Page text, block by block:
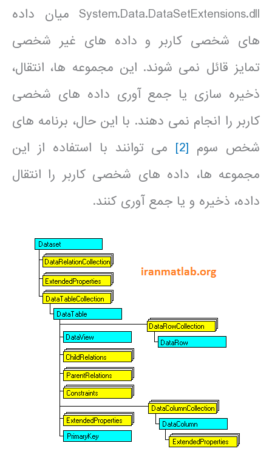
System.Data.DataSetExtensions.dll میان داده
های شخصی کاربر و داده های غیر شخصی
تمایز قائل نمی شوند. این مجموعه ها، انتقال،
ذخیره سازی یا جمع آوری داده های شخصی
کاربر را انجام نمی دهند. با این حال، برنامه های
شخص سوم [2]
می توانند با استفاده از این
مجموعه ها، داده های شخصی کاربر را انتقال
داده، ذخیره و یا جمع آوری کنند.